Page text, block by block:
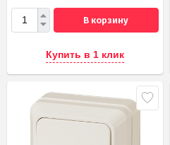
В корзину
Купить в 1 клик